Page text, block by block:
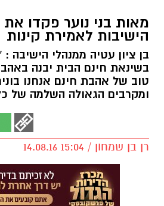
מאות בני נוער פקדו את
הישיבות לאמירת קינות
בן ציון עטיה ממנהלי הישיבה
בשינאת חינם הבית יבנה
טוב של אהבת חינם אנחנו
ומקרבים הגאולה השלמה של
רן בן שמחון / 15:04 14.08.16